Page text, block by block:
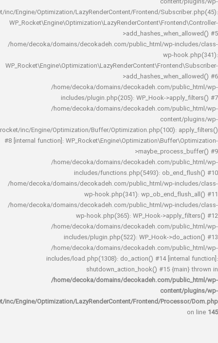
rocket/inc/Engine/Optimization/LazyRenderContent/Frontend/
/home/decoka/domains/decokadeh.com/public_html/wp-
wp-
/home/decoka/domains/decokadeh.com/
includes/plugin.php(205): WP_Hook-
/home/decoka/domains/decokadeh.com/
rocket/inc/Engine/Optimization/Buffer/Optimization.php(100):
#8 [internal function]:
/home/decoka/domains/decokadeh.com/
includes/functions.php(5493):
/home/decoka/domains/decokadeh.com/public_html/wp-
wp-hook.php(341):
/home/decoka/domains/decokadeh.com/public_html/wp-
wp-hook.php(365): WP_Hook-
/home/decoka/domains/decokadeh.com/
includes/plugin.php(522): WP_Hook-
/home/decoka/domains/decokadeh.com/
includes/load.php(1308): do_action() #14
shutdown_action_hook() #15
/home/decoka/domains/decokadeh.com/
rocket/inc/Engine/Optimization/LazyRenderContent/Frontend/